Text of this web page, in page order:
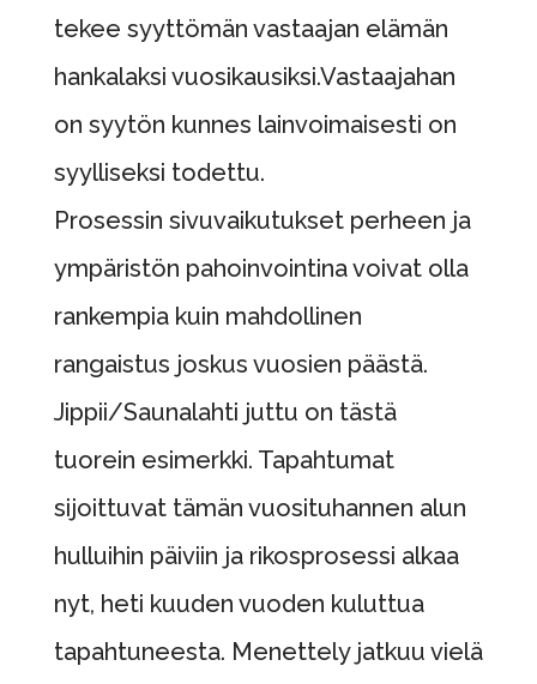
tekee syyttömän vastaajan elämän
hankalaksi vuosikausiksi.Vastaajahan
on syytön kunnes lainvoimaisesti on
syylliseksi todettu.
Prosessin sivuvaikutukset perheen ja
ympäristön pahoinvointina voivat olla
rankempia kuin mahdollinen
rangaistus joskus vuosien päästä.
Jippii/Saunalahti juttu on tästä
tuorein esimerkki. Tapahtumat
sijoittuvat tämän vuosituhannen alun
hulluihin päiviin ja rikosprosessi alkaa
nyt, heti kuuden vuoden kuluttua
tapahtuneesta. Menettely jatkuu vielä